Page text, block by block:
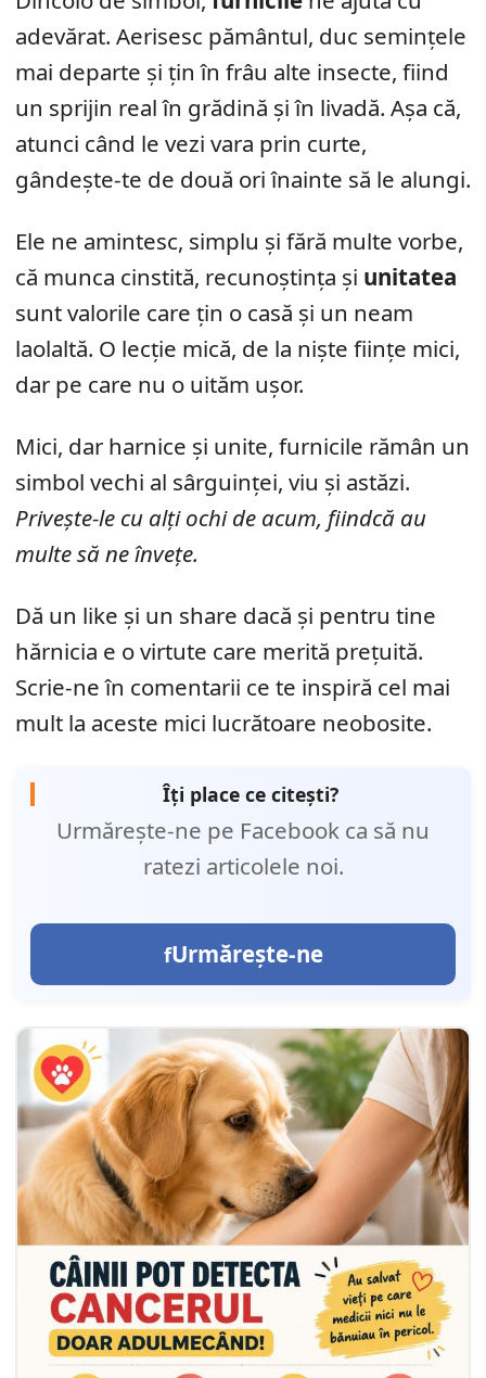
adevărat. Aerisesc pământul, duc semințele
mai departe și țin în frâu alte insecte, fiind
un sprijin real în grădină și în livadă. Așa că,
atunci când le vezi vara prin curte,
gândește-te de două ori înainte să le alungi.
Ele ne amintesc, simplu și fără multe vorbe,
că munca cinstită, recunoștința și unitatea
sunt valorile care țin o casă și un neam
laolaltă. O lecție mică, de la niște ființe mici,
dar pe care nu o uităm ușor.
Mici, dar harnice și unite, furnicile rămân un
simbol vechi al sârguinței, viu și astăzi.
Privește-le cu alți ochi de acum, fiindcă au
multe să ne învețe.
Dă un like și un share dacă și pentru tine
hărnicia e o virtute care merită prețuită.
Scrie-ne în comentarii ce te inspiră cel mai
mult la aceste mici lucrătoare neobosite.
Îți place ce citești?
Urmărește-ne pe Facebook ca să nu
ratezi articolele noi.
Urmărește-ne